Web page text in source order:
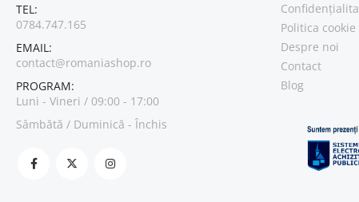
TEL:
0784.747.165
EMAIL:
contact@romaniashop.ro
PROGRAM:
Luni - Vineri / 09:00 - 17:00
Sâmbătă / Duminică - Închis
Politica cookie
Despre noi
Contact
Blog